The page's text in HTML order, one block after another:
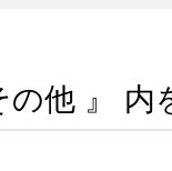
の他 』